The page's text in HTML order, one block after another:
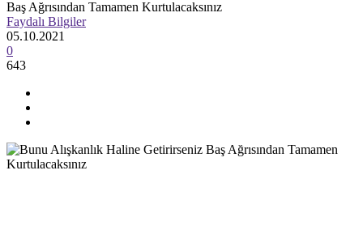
Baş Ağrısından Tamamen Kurtulacaksınız
Faydalı Bilgiler
05.10.2021
0
643